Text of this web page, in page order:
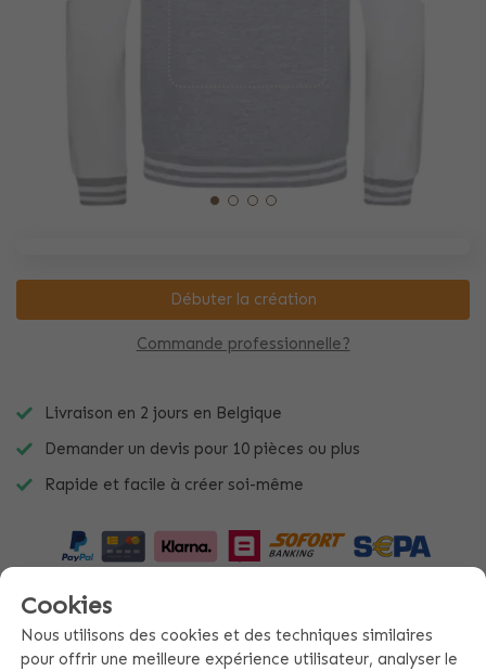
Commande professionnelle?
Débuter la création
Livraison en 2 jours en Belgique
Demander un devis pour 10 pièces ou plus
Rapide et facile à créer soi-même
Spécificités du produit
Cookies
Nous utilisons des cookies et des techniques similaires
pour offrir une meilleure expérience utilisateur, analyser le